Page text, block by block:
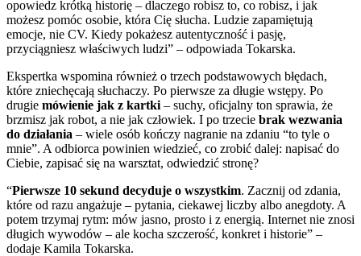
opowiedz krótką historię – dlaczego robisz to, co robisz, i jak
możesz pomóc osobie, która Cię słucha. Ludzie zapamiętują
emocje, nie CV. Kiedy pokażesz autentyczność i pasję,
przyciągniesz właściwych ludzi” – odpowiada Tokarska.
Ekspertka wspomina również o trzech podstawowych błędach,
które zniechęcają słuchaczy. Po pierwsze za długie wstępy. Po
drugie mówienie jak z kartki – suchy, oficjalny ton sprawia, że
brzmisz jak robot, a nie jak człowiek. I po trzecie brak wezwania
do działania – wiele osób kończy nagranie na zdaniu “to tyle o
mnie”. A odbiorca powinien wiedzieć, co zrobić dalej: napisać do
Ciebie, zapisać się na warsztat, odwiedzić stronę?
“Pierwsze 10 sekund decyduje o wszystkim. Zacznij od zdania,
które od razu angażuje – pytania, ciekawej liczby albo anegdoty. A
potem trzymaj rytm: mów jasno, prosto i z energią. Internet nie znosi
długich wywodów – ale kocha szczerość, konkret i historie” –
dodaje Kamila Tokarska.